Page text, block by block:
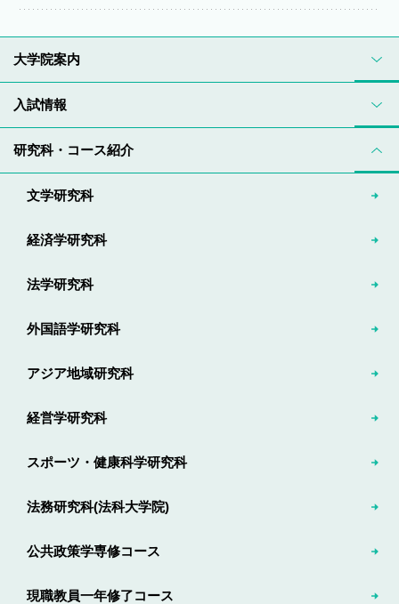
大学院案内
入試情報
研究科・コース紹介
文学研究科
経済学研究科
法学研究科
外国語学研究科
アジア地域研究科
経営学研究科
スポーツ・健康科学研究科
法務研究科(法科大学院)
公共政策学専修コース
現職教員一年修了コース